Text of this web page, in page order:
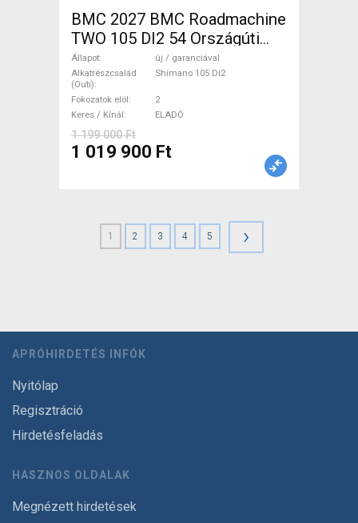
BMC 2027 BMC Roadmachine
TWO 105 DI2 54 Országúti
Shimano 105 Di2 tárcsafék új
/ garanciával ELADÓ
Állapot
új / garanciával
Alkatrészcsalád
(Outi)
Shimano 105 Di2
Fokozatok elöl
2
Keres / Kínál
ELADÓ
1 199 000 Ft
1 019 900 Ft
1 2 3 4 5 ›
APRÓHIRDETÉS INFÓK
Nyitólap
Regisztráció
Hirdetésfeladás
HASZNOS OLDALAK
Megnézett hirdetések